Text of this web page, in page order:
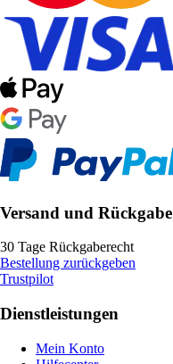
Versand und Rückgabe
30 Tage Rückgaberecht
Bestellung zurückgeben
Trustpilot
Dienstleistungen
Mein Konto